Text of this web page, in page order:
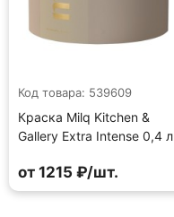
Код товара: 539609
Краска Milq Kitchen &
Gallery Extra Intense 0,4 л
от 1215 ₽/шт.